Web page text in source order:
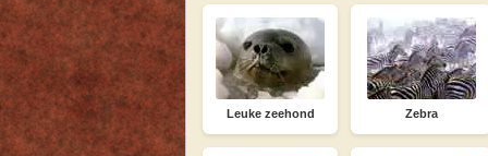
Leuke zeehond Zebra